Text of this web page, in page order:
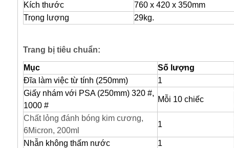
Kích thước
760 x 420 x 350mm
Trọng lượng
29kg.
Trang bị tiêu chuẩn:
Mục Số lượng
Đĩa làm việc từ tính (250mm)
1
Giấy nhám với PSA (250mm) 320 #,
1000 #
Mỗi 10 chiếc
Chất lỏng đánh bóng kim cương,
6Micron, 200ml
1
Nhẫn không thấm nước 1